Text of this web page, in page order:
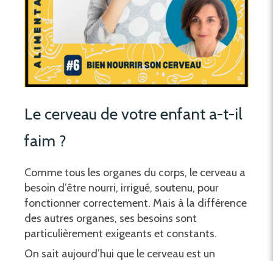
Le cerveau de votre enfant a-t-il
faim ?
Comme tous les organes du corps, le cerveau a
besoin d’être nourri, irrigué, soutenu, pour
fonctionner correctement. Mais à la différence
des autres organes, ses besoins sont
particulièrement exigeants et constants.
On sait aujourd’hui que le cerveau est un